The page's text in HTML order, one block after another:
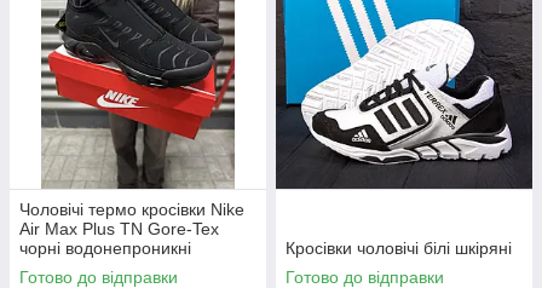
Чоловічі термо кросівки Nike
Air Max Plus TN Gore-Tex
чорні водонепроникні
Готово до відправки
Кросівки чоловічі білі шкіряні
Готово до відправки